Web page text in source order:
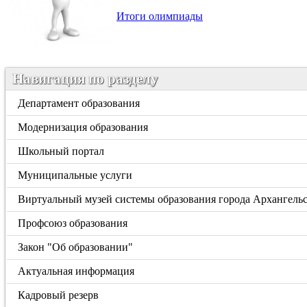
Итоги олимпиады
Навигация по разделу
Департамент образования
Модернизация образования
Школьный портал
Муниципальные услуги
Виртуальный музей системы образования города
Профсоюз образования
Закон "Об образовании"
Актуальная информация
Кадровый резерв